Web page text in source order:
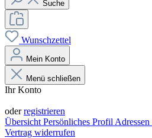
Suche
Wunschzettel
Mein Konto
Menü schließen
Ihr Konto
oderregistrieren
Übersicht Persönliches Profil Adressen
Vertrag widerrufen